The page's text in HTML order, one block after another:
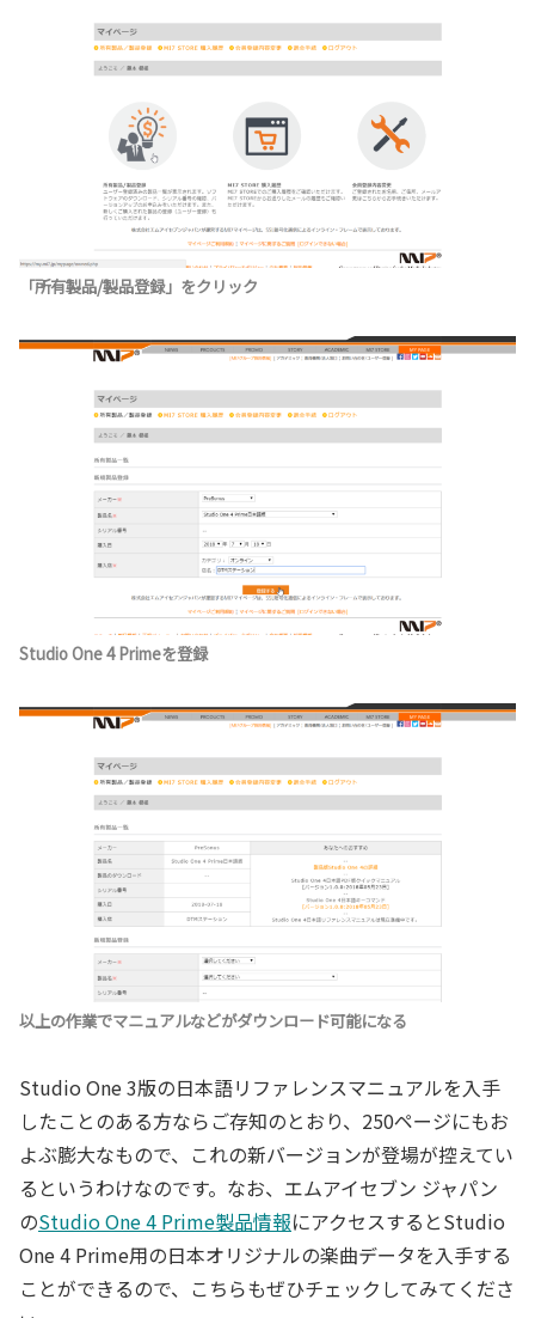
「所有製品/製品登録」をクリック
Studio One 4 Primeを登録
以上の作業でマニュアルなどがダウンロード可能になる
Studio One 3版の日本語リファレンスマニュアルを入手
したことのある方ならご存知のとおり、250ページにもお
よぶ膨大なもので、これの新バージョンが登場が控えてい
るというわけなのです。なお、エムアイセブン ジャパン
のStudio One 4 Prime製品情報にアクセスするとStudio
One 4 Prime用の日本オリジナルの楽曲データを入手する
ことができるので、こちらもぜひチェックしてみてくださ